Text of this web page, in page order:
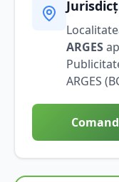
ARGES
ARGES